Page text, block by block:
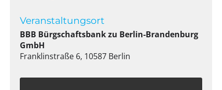
Veranstaltungsort
BBB Bürgschaftsbank zu Berlin-Brandenburg
GmbH
Franklinstraße 6, 10587 Berlin